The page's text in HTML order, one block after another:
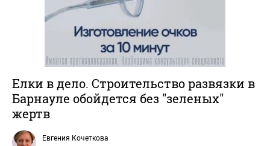
Елки в дело. Строительство развязки в
Барнауле обойдется без "зеленых"
жертв
Евгения Кочеткова